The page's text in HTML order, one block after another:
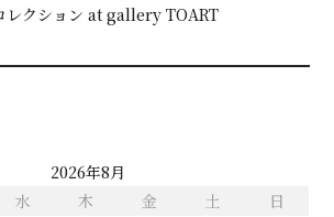
レクション at gallery TOART
2026年8月
水 木 金 土
日